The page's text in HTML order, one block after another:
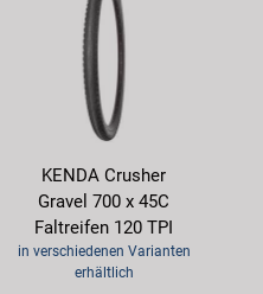
KENDA Crusher
Gravel 700 x 45C
Faltreifen 120 TPI
in verschiedenen Varianten
erhältlich